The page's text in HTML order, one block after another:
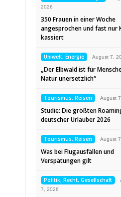
2026
350 Frauen in einer Woche
angesprochen und fast nur
kassiert
Umwelt, Energie August 7,
„Der Elbwald ist für
Natur unersetzlich“
Tourismus, Reisen August
Studie: Die größten
deutscher Urlauber 2026
Tourismus, Reisen August
Was bei Flugausfällen und
Verspätungen gilt
Politik, Recht, Gesellschaft
7, 2026